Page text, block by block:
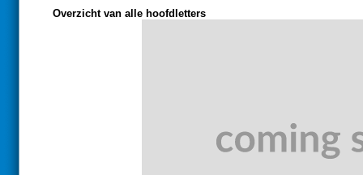
Overzicht van alle hoofdletters